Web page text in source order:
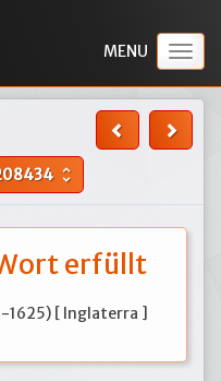
unfold_more
erfüllt
1625) [ Inglaterra ]